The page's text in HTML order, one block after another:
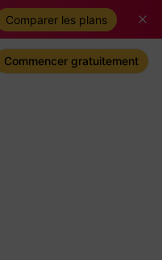
Comparer les plans
Commencer gratuitement